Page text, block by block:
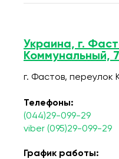
Украина, г.
Коммунальный,
г. Фастов, переулок
Телефоны:
(044)29-099-29
viber (095)29-099-29
График работы: